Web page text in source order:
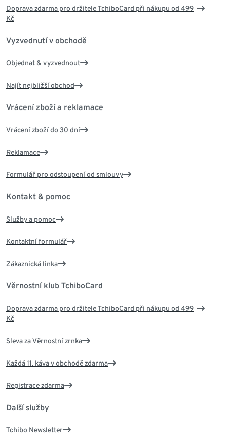
Doprava zdarma pro držitele TchiboCard při nákupu od 499
Kč
Vyzvednutí v obchodě
Objednat & vyzvednout
Najít nejbližší obchod
Vrácení zboží a reklamace
Vrácení zboží do 30 dní
Reklamace
Formulář pro odstoupení od smlouvy
Kontakt & pomoc
Služby a pomoc
Kontaktní formulář
Zákaznická linka
Věrnostní klub TchiboCard
Doprava zdarma pro držitele TchiboCard při nákupu od 499
Kč
Sleva za Věrnostní zrnka
Každá 11. káva v obchodě zdarma
Registrace zdarma
Další služby
Tchibo Newsletter